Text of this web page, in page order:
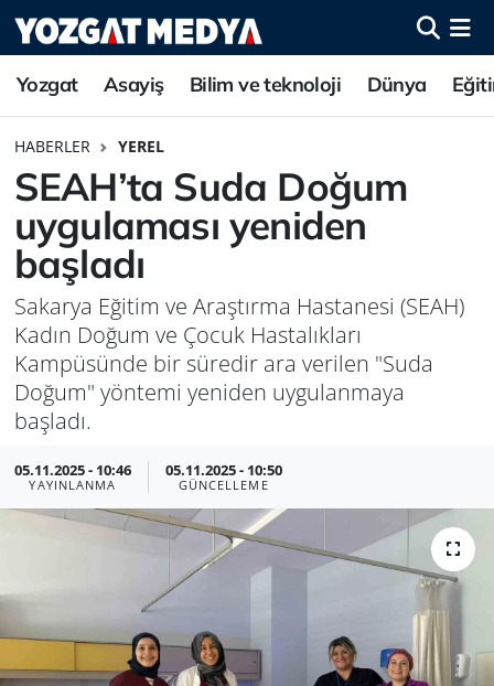
Yozgat Asayiş Bilim ve teknoloji Dünya
HABERLER YEREL
SEAH’ta Suda Doğum
uygulaması yeniden
başladı
Sakarya Eğitim ve Araştırma Hastanesi (SEAH)
Kadın Doğum ve Çocuk Hastalıkları
Kampüsünde bir süredir ara verilen "Suda
Doğum" yöntemi yeniden uygulanmaya
başladı.
05.11.2025 - 10:46
YAYINLANMA
05.11.2025 - 10:50
GÜNCELLEME